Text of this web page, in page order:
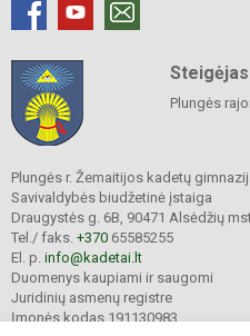
Steigėjas
Plungės
Plungės r. Žemaitijos kadetų
Savivaldybės biudžetinė įstaiga
Draugystės g. 6B, 90471 Alsėdžių
Tel./ faks. +370 65585255
El. p. info@kadetai.lt
Duomenys kaupiami ir saugomi
Juridinių asmenų registre
Įmonės kodas 191130983